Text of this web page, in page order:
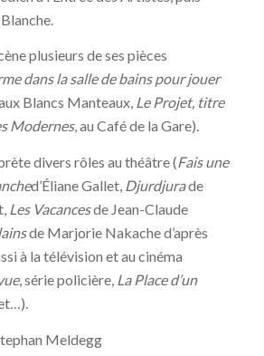
plusieurs de ses pièces
dans la salle de bains pour jouer
Blancs Manteaux, Le Projet, titre
Modernes, au Café de la Gare).
divers rôles au théâtre (Fais une
d’Éliane Gallet, Djurdjurade
Les Vacancesde Jean-Claude
de Marjorie Nakache d’après
à la télévision et au cinéma
, série policière, La Place d’un
Meldegg